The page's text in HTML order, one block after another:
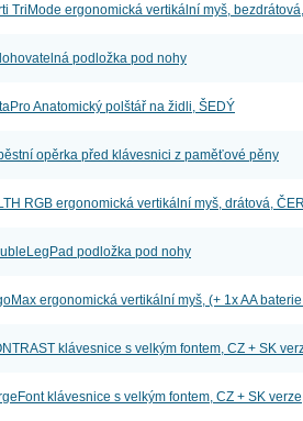
TriMode ergonomická vertikální myš,
podložka pod nohy
Anatomický polštář na židli, ŠEDÝ
opěrka před klávesnici z paměťové pěny
RGB ergonomická vertikální myš, drátová,
podložka pod nohy
ergonomická vertikální myš, (+ 1x AA
klávesnice s velkým fontem, CZ + SK
klávesnice s velkým fontem, CZ + SK